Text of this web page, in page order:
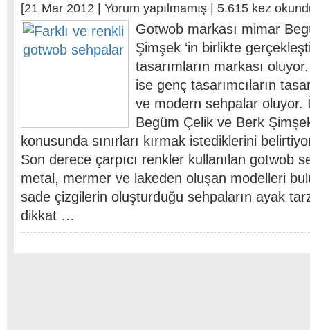
[21 Mar 2012 | Yorum yapılmamış | 5.615 kez
Gotwob markası mimar
Şimşek ‘in birlikte
tasarımların markası
ise genç tasarımcıların
ve modern sehpalar oluyor.
Begüm Çelik ve Berk
konusunda sınırları kırmak istediklerini
Son derece çarpıcı renkler kullanılan gotwob
metal, mermer ve lakeden oluşan modelleri
sade çizgilerin oluşturduğu sehpaların ayak
dikkat …